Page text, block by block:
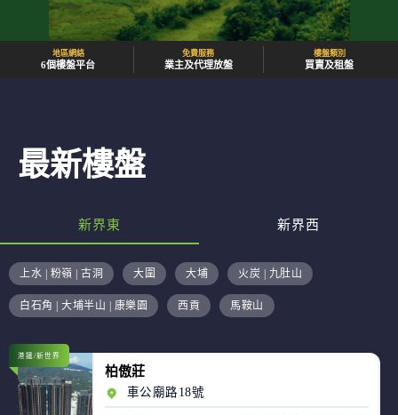
地區網絡
6個樓盤平台
免費服務
業主及代理放盤
樓盤類別
買賣及租盤
最新樓盤
新界東 新界西
上水 | 粉嶺 | 古洞 大圍 大埔 火炭 | 九肚山
白石角 | 大埔半山 | 康樂園 西貢 馬鞍山
港鐵/新世界
柏傲莊
車公廟路18號